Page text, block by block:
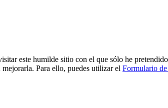
este humilde sitio con el que sólo he
Para ello, puedes utilizar el Formulario